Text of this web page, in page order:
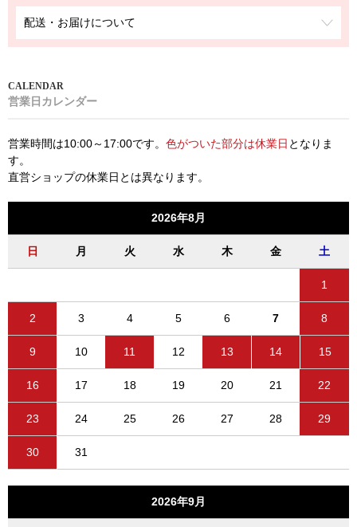
配送・お届けについて
営業日カレンダー
営業時間は10:00～17:00です。 色がついた部分は休業日 となりま
す。
直営ショップの休業日とは異なります。
2026年8月
日 月 火 水 木 金 土
1
2 3 4 5 6 7 8
9 10 11 12 13 14 15
16 17 18 19 20 21 22
23 24 25 26 27 28 29
30 31
2026年9月